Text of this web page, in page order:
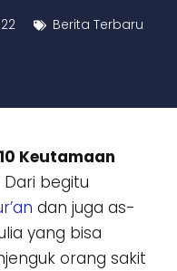
Berita Terbaru
10 Keutamaan
Dari begitu
dan juga as-
yang bisa
orang sakit